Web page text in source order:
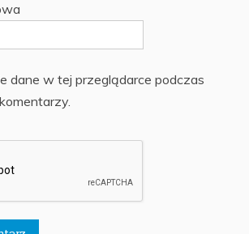
dane w tej przeglądarce podczas